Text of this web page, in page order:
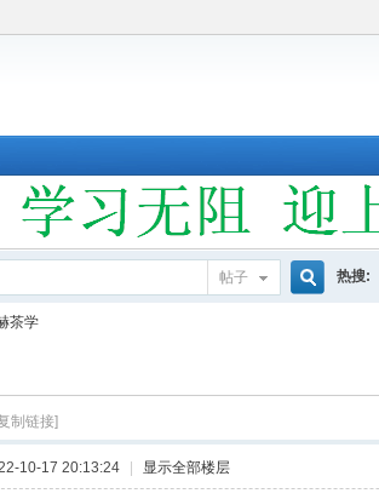
帖子 热搜:
茶学
制链接]
10-17 20:13:24 显示全部楼层